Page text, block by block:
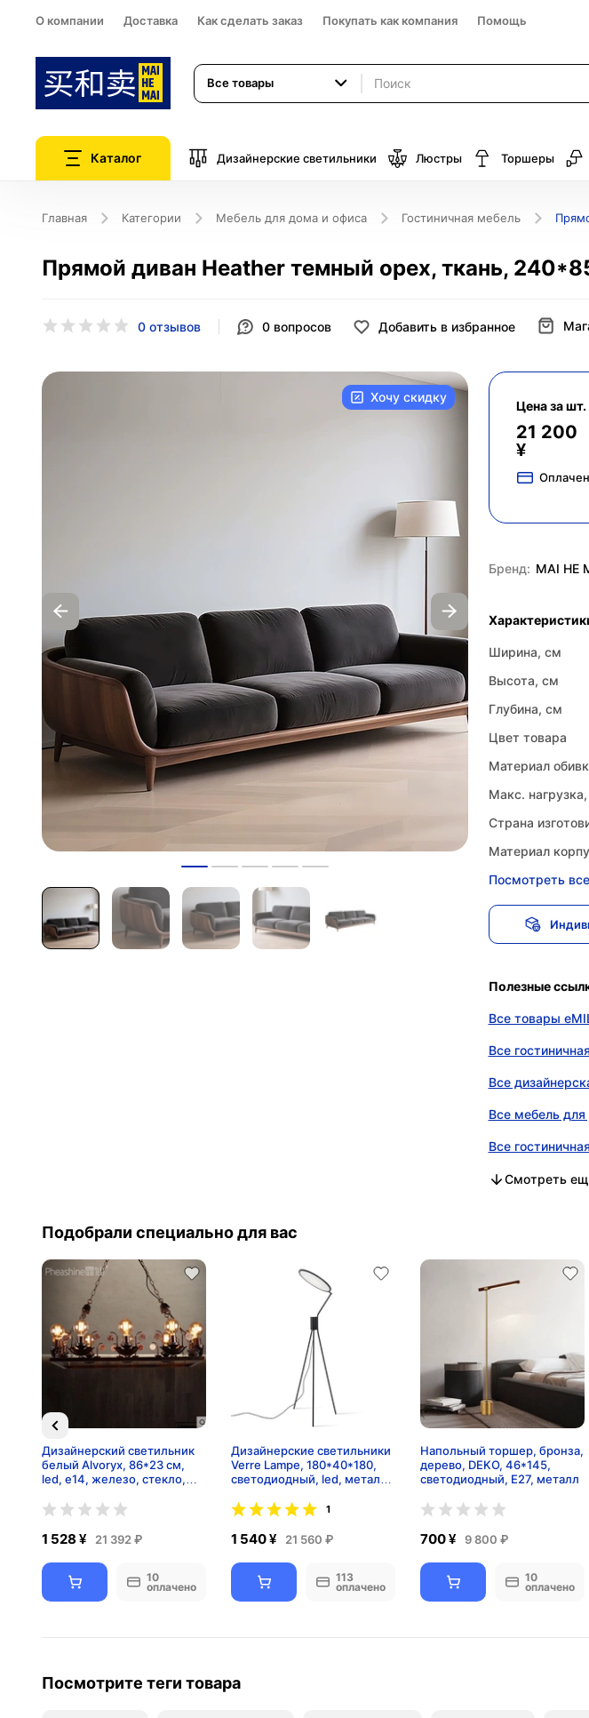
О компании Доставка Как сделать заказ Покупать как компания Помощь
Все товары
Каталог Дизайнерские светильники Люстры Торшеры
Главная Категории Мебель для дома и офиса Гостиничная мебель
Прямой диван Heather темный орех, ткань,
0 отзывов 0 вопросов Добавить в избранное
Хочу скидку
Цена за шт.
21 200
¥
Бренд: MAI HE
Ширина, см
Высота, см
Глубина, см
Цвет товара
Материал
Макс. нагрузка,
Страна
Материал
Посмотреть все
Полезные
Все товары
Все
Все
Все мебель
Все
Все
Все мебель для
Смотреть
Подобрали специально для вас
Дизайнерский светильник
белый Alvoryx, 86*23 см,
led, e14, железо, стекло,
1 528 ¥ 21 392 ₽
10
оплачено
Дизайнерские светильники
Verre Lampe, 180*40*180,
светодиодный, led, металл,
1
1 540 ¥ 21 560 ₽
113
оплачено
Напольный торшер, бронза,
дерево, DEKO, 46*145,
светодиодный, E27, металл
700 ¥ 9 800 ₽
10
оплачено
Посмотрите теги товара